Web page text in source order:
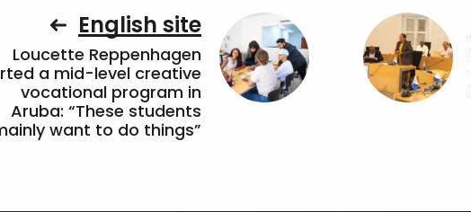
English site
Loucette Reppenhagen
a mid-level creative
vocational program in
Aruba: “These students
want to do things”